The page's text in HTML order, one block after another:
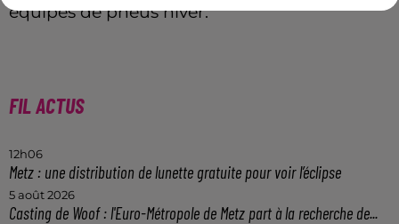
équipés de pneus hiver.
FIL ACTUS
12h06
Metz : une distribution de lunette gratuite pour voir l’éclipse
5 août 2026
Casting de Woof : l'Euro-Métropole de Metz part à la recherche de...